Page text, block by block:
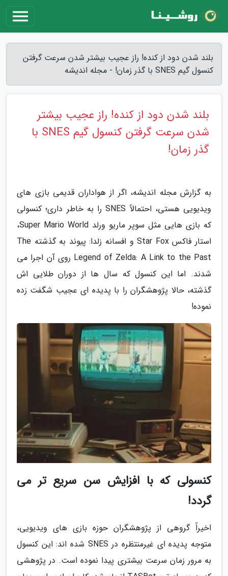
بلند شدن دود از کنده! راز عجیب بیشتر شدن سرعت گرفتن
کنسول گیم SNES با گذر زمان! - مجله اندیشه
بلند شدن دود از کنده! راز عجیب بیشتر
شدن سرعت گرفتن کنسول گیم SNES با
گذر زمان!
به گزارش مجله اندیشه، اگر از هواداران قدیمی بازی های
ویدیویی هستی، احتمالاً SNES را به خاطر داری؛ کنسولی
که بازی هایی مثل سوپر ماریو ورلد Super Mario World،
استار فاکس Star Fox و افسانه زلدا: پیوند به گذشته The
Legend of Zelda: A Link to the Past روی آن اجرا می
شدند. اما این کنسول که سال ها از دوران طلایی اش
گذشته، حالا پژوهشگران را با پدیده ای عجیب شگفت زده
نموده!
کنسولی که با افزایش سن سریع تر می
گردد!
اخیراً گروهی از پژوهشگران حوزه بازی های ویدیویی،
متوجه پدیده ای غیرمنتظره در SNES شده اند: این کنسول
به مرور زمان سرعت بیشتری پیدا نموده است. در پژوهشی